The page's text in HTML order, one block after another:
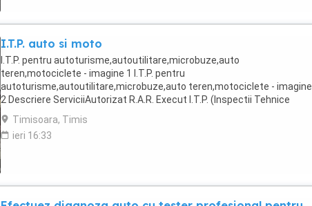
I.T.P. auto si moto
I.T.P. pentru autoturisme,autoutilitare,microbuze,auto
teren,motociclete - imagine 1 I.T.P. pentru
autoturisme,autoutilitare,microbuze,auto teren,motociclete - imagine
2 Descriere ServiciiAutorizat R.A.R. Execut I.T.P. (Inspectii Tehnice
Periodice) pentru autoturisme,autoutilitare,microbuze,auto
teren,motociclete, ...
Timisoara, Timis
ieri 16:33